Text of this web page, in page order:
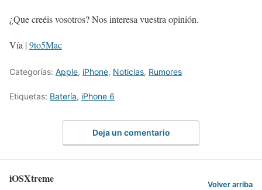
¿Que creéis vosotros? Nos interesa vuestra opinión.
Vía |9to5Mac
Categorías: Apple, iPhone, Noticias, Rumores
Etiquetas: Batería, iPhone 6
Deja un comentario
iOSXtreme Volver arriba